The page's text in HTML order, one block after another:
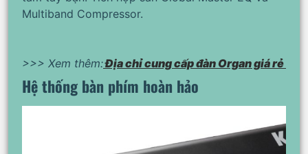
Multiband Compressor.
>>> Xem thêm:Địa chỉ cung cấp đàn Organ giá rẻ
Hệ thống bàn phím hoàn hảo